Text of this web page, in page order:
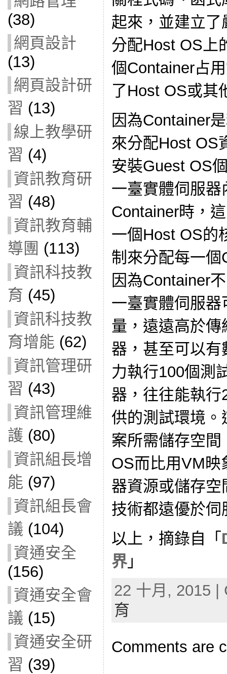
(38)
網頁設計
(13)
網頁設計研
習 (13)
線上教學研
習 (4)
資訊教育研
習 (48)
資訊教育輔
導團 (113)
資訊科技教
育 (45)
資訊科技教
育增能 (62)
資訊管理研
習 (43)
資訊管理維
護 (80)
資訊組長增
能 (97)
資訊組長會
議 (104)
資通安全
(156)
資通安全會
議 (15)
資通安全研
習 (39)
起來，並建立
分配Host OS上
個Container占
了Host OS或其
因為Container
來分配Host OS
安裝Guest OS
一臺實體伺服
Container時，
一個Host OS的
制來分配每一
因為Container
一臺實體伺服
量，遠遠高於
器，甚至可以
力執行100個測
器，往往能執
供的測試環境。
案所需儲存空
OS而比用VM映
器資源或儲存
技術都遠優於
以上，摘錄自「
界」
22 十月, 2015
育
Comments are